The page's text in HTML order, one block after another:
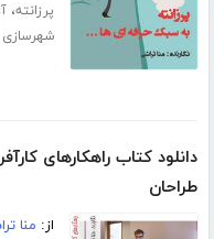
پرزانته،
شهرسازی
دانلود کتاب راهکارهای
طراحان
از: منا